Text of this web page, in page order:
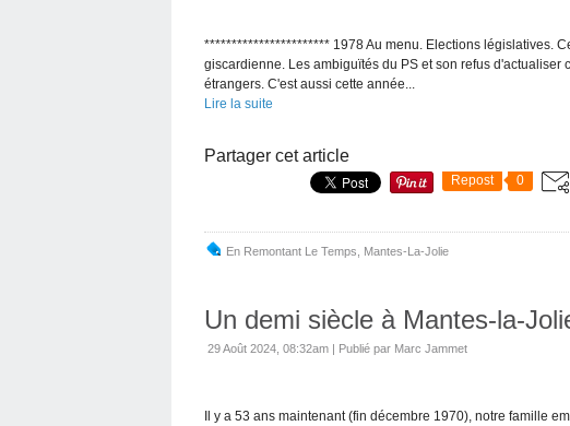
*********************** 1978 Au menu. Elections législatives.
giscardienne. Les ambiguïtés du PS et son refus d'actualiser
étrangers. C'est aussi cette année...
Lire la suite
Partager cet article
Repost 0
En Remontant Le Temps Mantes-La-Jolie
Un demi siècle à Mantes-la-
29 Août 2024, 08:32am | Publié par Marc Jammet
Il y a 53 ans maintenant (fin décembre 1970), notre famille